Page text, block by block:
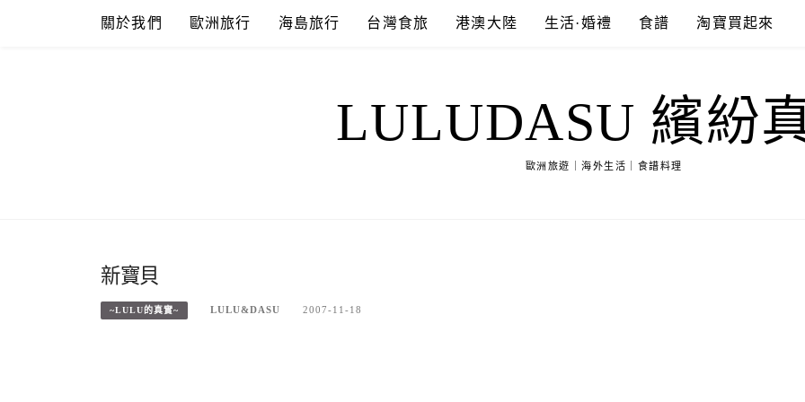
關於我們 歐洲旅行 海島旅行 台灣食旅 港澳大陸 生活·婚禮 食譜 淘寶買起來
LULUDASU 繽紛
歐洲旅遊｜海外生活｜食譜料理
新寶貝
~LULU的真實~ LULU&DASU 2007-11-18